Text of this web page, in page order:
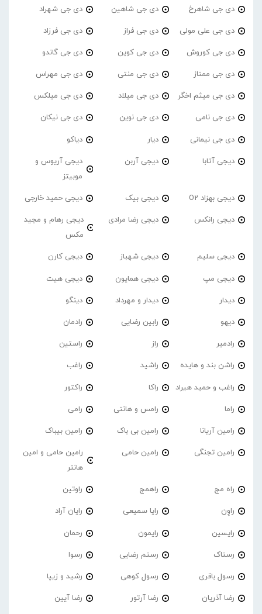
دی جی شاهرخ دی جی شاهین دی جی شهراد
دی جی علی مولی دی جی فراز دی جی فرزاد
دی جی کوروش دی جی کوین دی جی گاندو
دی جی ممتاز دی جی منتی دی جی مهراس
دی جی میثم اخگر دی جی میلاد دی جی میلکس
دی جی نامی دی جی نوین دی جی نیکان
دی جی نیمانی دیار دیاکو
دیجی آتابا دیجی آربن
دیجی آریوس و
موبیتز
دیجی بهزاد O2 دیجی بیک دیجی حمید خارجی
دیجی رانکس دیجی رضا مرادی
دیجی رهام و مجید
مکس
دیجی سلیم دیجی شهباز دیجی کارن
دیجی مپ دیجی همایون دیجی هیت
دیدار دیدار و مهرداد دینگو
دیهو رابین رضایی رادمان
رادمیر راز راستین
راشن بند و هایده راشید راغب
راغب و حمید هیراد راکا راکتور
راما رامس و هانتی رامی
رامین آریانا رامین بی باک رامین بیباک
رامین تجنگی رامین حامی
رامین حامی و امین
هانتر
راه مج راهمج راوتین
راوِن رایا سمیعی رایان آراد
رایسین رایمون رحمان
رستاک رستم رضایی رسوا
رسول باقری رسول کوهی رشید و زیپا
رضا آذریان رضا آرتور رضا آیین